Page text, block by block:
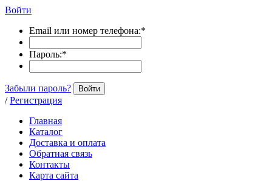
Войти
Email или номер телефона:*
Пароль:*
Забыли пароль? Войти
/ Регистрация
Главная
Каталог
Доставка и оплата
Обратная связь
Контакты
Карта сайта